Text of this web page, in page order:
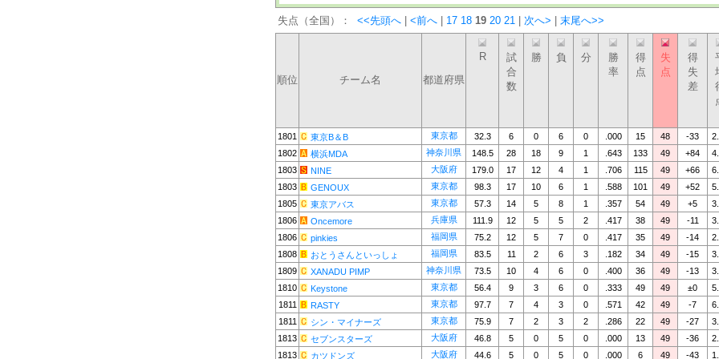
失点（全国）： <<先頭へ <前へ 17 18 19 20 21 次へ> 末尾へ>>
順位 チーム名 都道府県
R
試
合
数
勝 負 分
勝
率
得
点
失
点
得
失
差
1801 東京B＆B 東京都 32.3 6 0 6 0 .000 15 48 -33
1802
横浜MDA 神奈川県 148.5 28 18 9 1 .643 133 49 +84
1803
NINE 大阪府 179.0 17 12 4 1 .706 115 49 +66
1803
GENOUX 東京都 98.3 17 10 6 1 .588 101 49 +52
1805
東京アバス 東京都 57.3 14 5 8 1 .357 54 49 +5
1806
Oncemore 兵庫県 111.9 12 5 5 2 .417 38 49 -11
1806
pinkies 福岡県 75.2 12 5 7 0 .417 35 49 -14
1808
おとうさんといっしょ 福岡県 83.5 11 2 6 3 .182 34 49 -15
1809
XANADU PIMP 神奈川県 73.5 10 4 6 0 .400 36 49 -13
1810
Keystone 東京都 56.4 9 3 6 0 .333 49 49 ±0
1811
RASTY 東京都 97.7 7 4 3 0 .571 42 49 -7
1811
シン・マイナーズ 東京都 75.9 7 2 3 2 .286 22 49 -27
1813
セブンスターズ 大阪府 46.8 5 0 5 0 .000 13 49 -36
1813
カツドンズ 大阪府 44.6 5 0 5 0 .000 6 49 -43